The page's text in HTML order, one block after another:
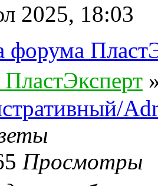
2025, 18:03
форума
Просмотры